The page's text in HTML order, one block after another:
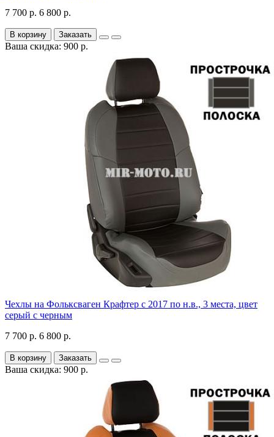
7 700 р. 6 800 р.
В корзину Заказать
Ваша скидка: 900 р.
Чехлы на Фольксваген Крафтер с 2017 по н.в., 3 места, цвет
серый с черным
7 700 р. 6 800 р.
В корзину Заказать
Ваша скидка: 900 р.